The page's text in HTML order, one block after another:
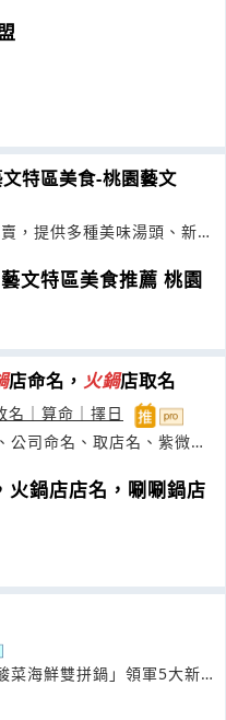
特區美食-桃園藝文
，提供多種美味湯頭、新鮮
文特區美食推薦 桃園
店命名， 火鍋店取名
名｜算命｜擇日
公司命名、取店名、紫微、
火鍋店店名，唰唰鍋店
菜海鮮雙拼鍋」領軍5大新